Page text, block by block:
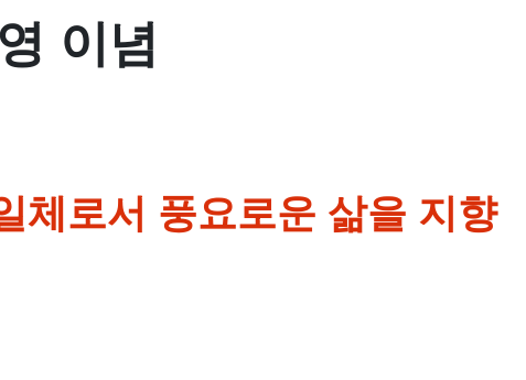
이념
체로서 풍요로운 삶을 지향